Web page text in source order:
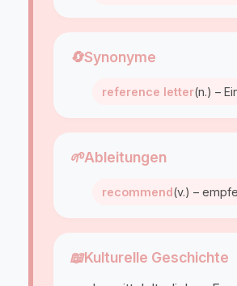
🔄Synonyme
reference letter(n.) –
🌱Ableitungen
recommend(v.) –
📖Kulturelle Geschichte